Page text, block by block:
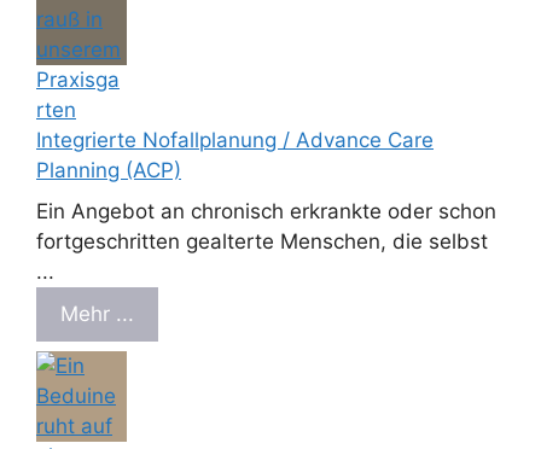
Integrierte Nofallplanung / Advance Care
Planning (ACP)
Ein Angebot an chronisch erkrankte oder schon
fortgeschritten gealterte Menschen, die selbst
...
Mehr ...